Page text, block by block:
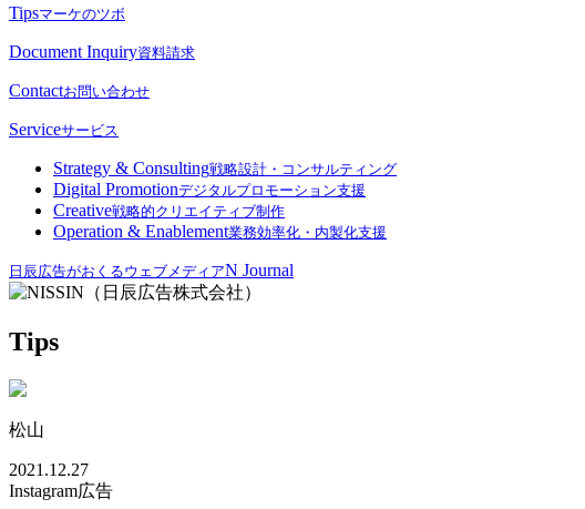
Tipsマーケのツボ
Document Inquiry資料請求
Contactお問い合わせ
Serviceサービス
Strategy & Consulting戦略設計・コンサルティング
Digital Promotionデジタルプロモーション支援
Creative戦略的クリエイティブ制作
Operation & Enablement業務効率化・内製化支援
日辰広告がおくるウェブメディアN Journal
Tips
松山
2021.12.27
Instagram広告